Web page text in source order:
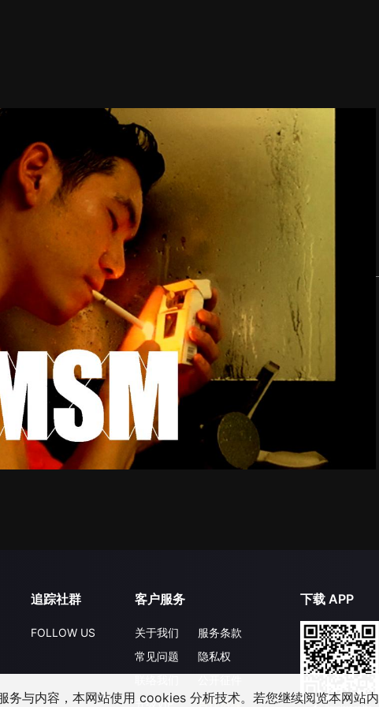
追踪社群
FOLLOW US
客户服务
关于我们
常见问题
升级VIP
服务条款
隐私权
合作洽談
下载 APP
务与内容，本网站使用 cookies 分析技术。若您继续阅览本网站内